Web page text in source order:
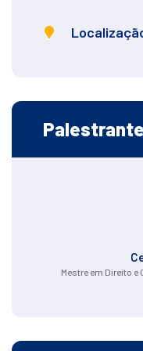
Mestre em Direito